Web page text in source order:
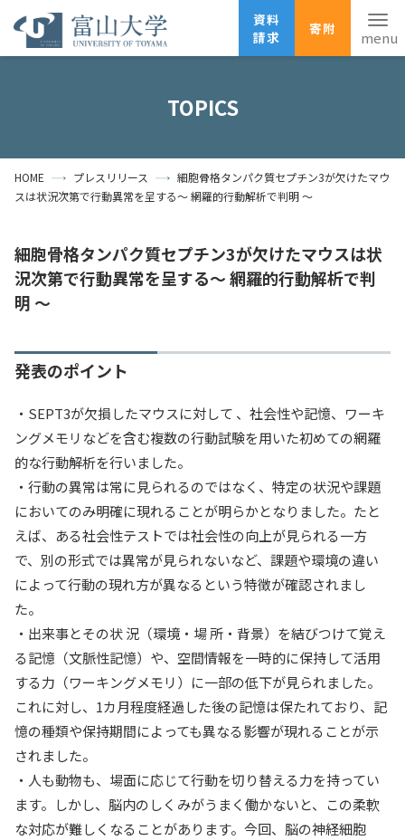
資料
請求
寄附
資料請求
寄附
広報刊行物
受験生の方 地域・一般の方 企業・研究者の方
卒業生の方 在学生の方 教職員の方
入試情報
教育・学生支援
研究・産学官連携
国際交流・留学
TOPICS
HOME プレスリリース
細胞骨格タンパク質セプチン3が欠けたマウ
スは状況次第で行動異常を呈する～ 網羅的行動解析で判明 ～
細胞骨格タンパク質セプチン3が欠けたマウスは状
況次第で行動異常を呈する～ 網羅的行動解析で判
明 ～
発表のポイント
・SEPT3が欠損したマウスに対して 、社会性や記憶、ワーキ
ングメモリなどを含む複数の行動試験を用いた初めての網羅
的な行動解析を行いました。
・行動の異常は常に見られるのではなく、特定の状況や課題
においてのみ明確に現れることが明らかとなりました。たと
えば、ある社会性テストでは社会性の向上が見られる一方
で、別の形式では異常が見られないなど、課題や環境の違い
によって行動の現れ方が異なるという特徴が確認されまし
た。
・出来事とその状 況（環境・場 所・背景）を結びつけて覚え
る記憶（文脈性記憶）や、空間情報を一時的に保持して活用
する力（ワーキングメモリ）に一部の低下が見られました。
これに対し、1カ月程度経過した後の記憶は保たれており、記
憶の種類や保持期間によっても異なる影響が現れることが示
されました。
・人も動物も、場面に応じて行動を切り替える力を持ってい
ます。しかし、脳内のしくみがうまく働かないと、この柔軟
な対応が難しくなることがあります。今回、脳の神経細胞